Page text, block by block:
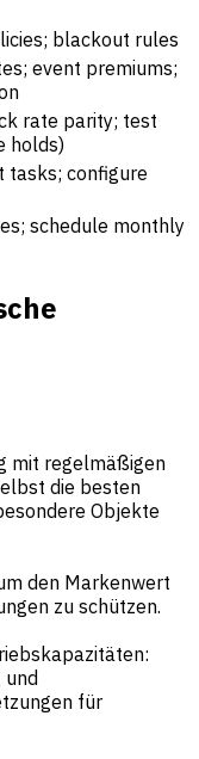
blackout rules
event premiums;
rate parity; test
holds)
tasks; configure
schedule monthly
mit regelmäßigen
die besten
Objekte
den Markenwert
zu schützen.
und
für